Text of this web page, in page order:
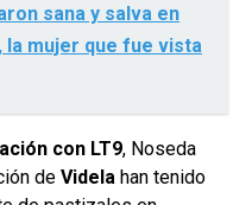
sana y salva en
la mujer que fue vista
con LT9, Noseda
de Videla han tenido